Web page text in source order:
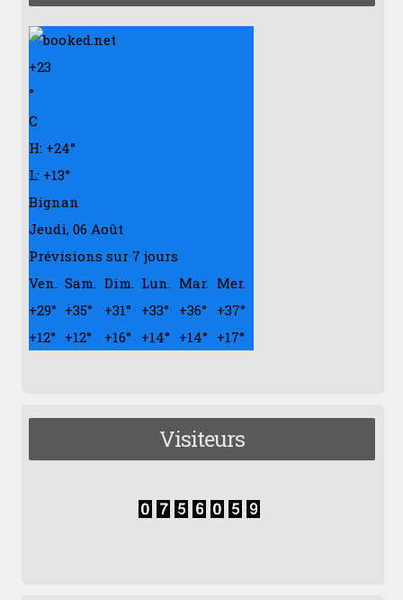
+23
°
C
H: +24°
L: +13°
Bignan
Jeudi, 06 Août
Prévisions sur 7 jours
Ven. Sam. Dim. Lun. Mar. Mer.
+29° +35° +31° +33° +36° +37°
+12° +12° +16° +14° +14° +17°
Visiteurs